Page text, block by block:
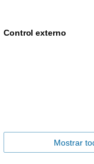
Control externo
Mostrar